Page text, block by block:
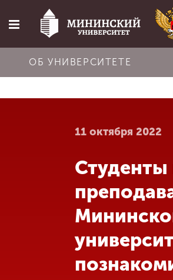
Главная
Об университете
Абитуриенту
Обучение
ОБ УНИВЕРСИТЕТЕ
11 октября 2022
Студенты